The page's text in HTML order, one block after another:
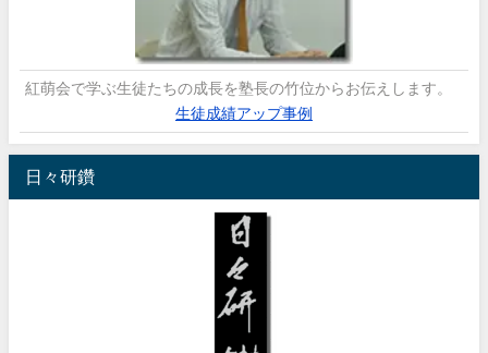
紅萌会で学ぶ生徒たちの成長を塾長の竹位からお伝えします。
生徒成績アップ事例
日々研鑽